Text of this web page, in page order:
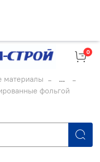
0
материалы
...
фольгой